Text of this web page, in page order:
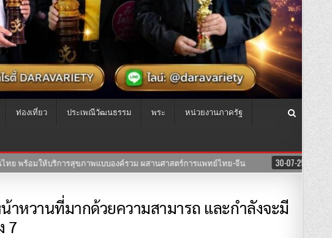
ท่องเที่ยว ประเพณีวัฒนธรรม พระ หน่วยงานภาครัฐ
ม ผสานศาสตร์การแพทย์ไทย-จีน 30-07-2569 ซีรีย์”สงครามนางแบบโมเดล”ค่าย บ
หวานที่มากด้วยความสามารถ และกำลังจะมี
7